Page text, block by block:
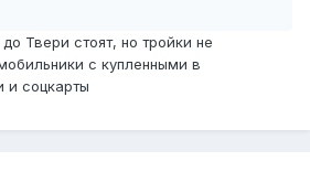
Твери стоят, но тройки не
с купленными в
и соцкарты